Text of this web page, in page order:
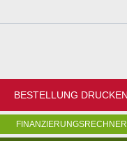
BESTELLUNG DRUCKEN
FINANZIERUNGSRECHNER